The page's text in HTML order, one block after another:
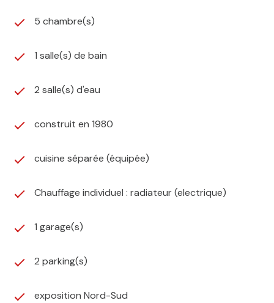
5 chambre(s)
1 salle(s) de bain
2 salle(s) d'eau
construit en 1980
cuisine séparée (équipée)
Chauffage individuel : radiateur (electrique)
1 garage(s)
2 parking(s)
exposition Nord-Sud